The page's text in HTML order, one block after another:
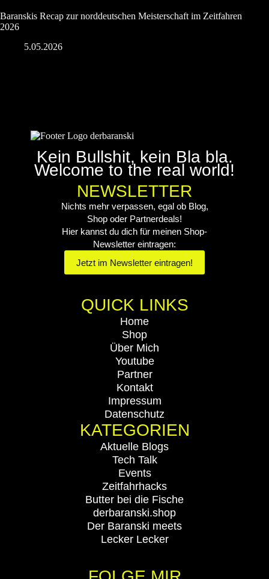
Baranskis Recap zur norddeutschen Meisterschaft im Zeitfahren
2026
5.05.2026
Kein Bullshit, kein Bla bla.
Welcome to the real world!
NEWSLETTER
Nichts mehr verpassen, egal ob Blog,
Shop oder Partnerdeals!
Hier kannst du dich für meinen Shop-
Newsletter eintragen:
Jetzt im Newsletter eintragen!
QUICK LINKS
Home
Shop
Über Mich
Youtube
Partner
Kontakt
Impressum
Datenschutz
KATEGORIEN
Aktuelle Blogs
Tech Talk
Events
Zeitfahrhacks
Butter bei die Fische
derbaranski.shop
Der Baranski meets
Lecker Lecker